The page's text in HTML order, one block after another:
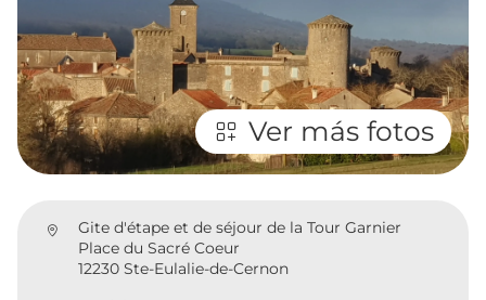
Ver más fotos
Gite d'étape et de séjour de la Tour Garnier
Place du Sacré Coeur
12230 Ste-Eulalie-de-Cernon